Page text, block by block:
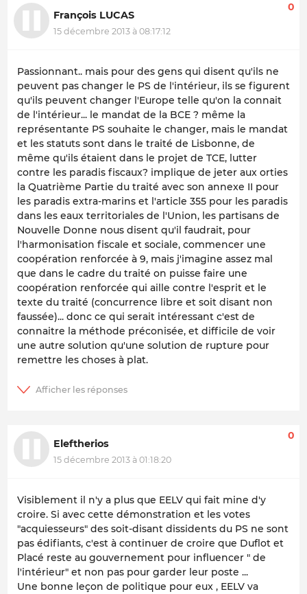
François LUCAS
15 décembre 2013 à 08:17:12
0
Passionnant.. mais pour des gens qui disent qu'ils ne
peuvent pas changer le PS de l'intérieur, ils se figurent
qu'ils peuvent changer l'Europe telle qu'on la connait
de l'intérieur... le mandat de la BCE ? même la
représentante PS souhaite le changer, mais le mandat
et les statuts sont dans le traité de Lisbonne, de
même qu'ils étaient dans le projet de TCE, lutter
contre les paradis fiscaux? implique de jeter aux orties
la Quatrième Partie du traité avec son annexe II pour
les paradis extra-marins et l'article 355 pour les paradis
dans les eaux territoriales de l'Union, les partisans de
Nouvelle Donne nous disent qu'il faudrait, pour
l'harmonisation fiscale et sociale, commencer une
coopération renforcée à 9, mais j'imagine assez mal
que dans le cadre du traité on puisse faire une
coopération renforcée qui aille contre l'esprit et le
texte du traité (concurrence libre et soit disant non
faussée)... donc ce qui serait intéressant c'est de
connaitre la méthode préconisée, et difficile de voir
une autre solution qu'une solution de rupture pour
remettre les choses à plat.
Eleftherios
15 décembre 2013 à 01:18:20
0
Visiblement il n'y a plus que EELV qui fait mine d'y
croire. Si avec cette démonstration et les votes
"acquiesseurs" des soit-disant dissidents du PS ne sont
pas édifiants, c'est à continuer de croire que Duflot et
Placé reste au gouvernement pour influencer " de
l'intérieur" et non pas pour garder leur poste ...
Une bonne leçon de politique pour eux , EELV va